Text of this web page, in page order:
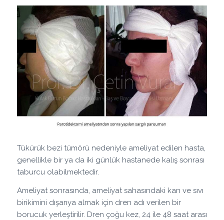
Tükürük bezi tümörü nedeniyle ameliyat edilen hasta,
genellikle bir ya da iki günlük hastanede kalış sonrası
taburcu olabilmektedir.
Ameliyat sonrasında, ameliyat sahasındaki kan ve sıvı
birikimini dışarıya almak için dren adı verilen bir
borucuk yerleştirilir. Dren çoğu kez, 24 ile 48 saat arası